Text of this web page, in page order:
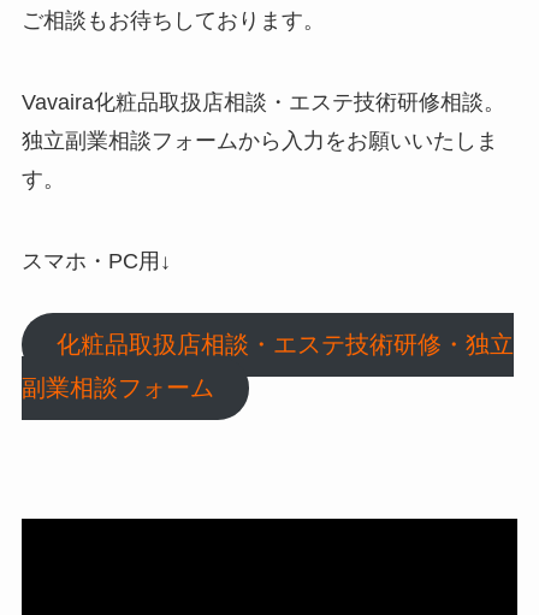
ご相談もお待ちしております。
Vavaira化粧品取扱店相談・エステ技術研修相談。
独立副業相談フォームから入力をお願いいたしま
す。
スマホ・PC用 ↓
化粧品取扱店相談・エステ技術研修・独立
副業相談フォーム